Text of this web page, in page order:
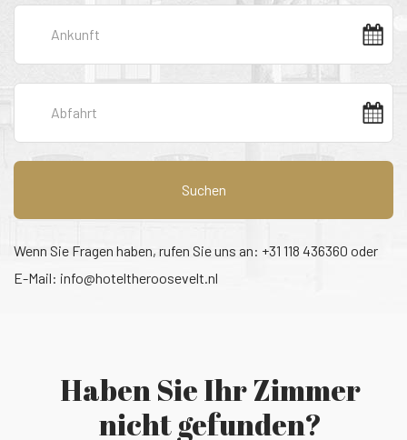
Suchen
Wenn Sie Fragen haben, rufen Sie uns an: +31 118 436360 oder
E-Mail: info@hoteltheroosevelt.nl
Haben Sie Ihr Zimmer
nicht gefunden?